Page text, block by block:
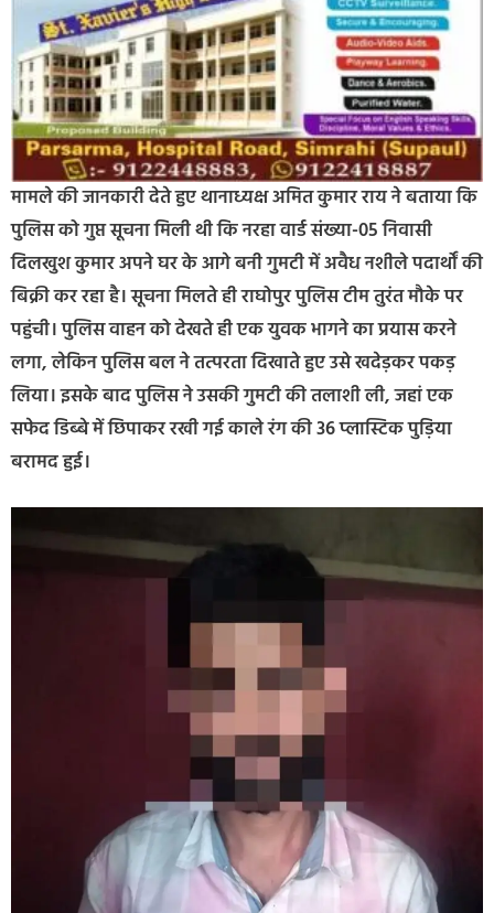
मामले की जानकारी देते हुए थानाध्यक्ष अमित कुमार राय ने बताया कि
पुलिस को गुप्त सूचना मिली थी कि नरहा वार्ड संख्या-05 निवासी
दिलखुश कुमार अपने घर के आगे बनी गुमटी में अवैध नशीले पदार्थों की
बिक्री कर रहा है। सूचना मिलते ही राघोपुर पुलिस टीम तुरंत मौके पर
पहुंची। पुलिस वाहन को देखते ही एक युवक भागने का प्रयास करने
लगा, लेकिन पुलिस बल ने तत्परता दिखाते हुए उसे खदेड़कर पकड़
लिया। इसके बाद पुलिस ने उसकी गुमटी की तलाशी ली, जहां एक
सफेद डिब्बे में छिपाकर रखी गई काले रंग की 36 प्लास्टिक पुड़िया
बरामद हुई।